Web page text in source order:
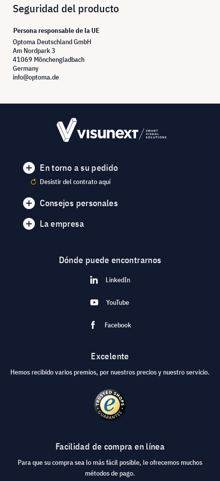
Seguridad del producto
Persona responsable de la UE
Optoma Deutschland GmbH
Am Nordpark 3
41069 Mönchengladbach
Germany
info@optoma.de
En torno a su pedido
Desistir del contrato aquí
Consejos personales
La empresa
Dónde puede encontrarnos
LinkedIn
YouTube
Facebook
Excelente
Hemos recibido varios premios, por nuestros precios y nuestro servicio.
Facilidad de compra en línea
Para que su compra sea lo más fácil posible, le ofrecemos muchos
métodos de pago.